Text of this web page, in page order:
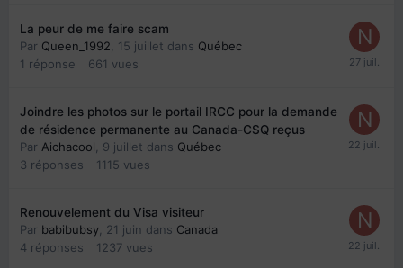
La peur de me faire scam
Par Queen_1992 15 juillet dans Québec
1 réponse 661 vues
Joindre les photos sur le portail IRCC pour la demande
de résidence permanente au Canada-CSQ reçus
Par Aichacool 9 juillet dans Québec
3 réponses 1115 vues
Renouvelement du Visa visiteur
Par babibubsy 21 juin dans Canada
4 réponses 1237 vues